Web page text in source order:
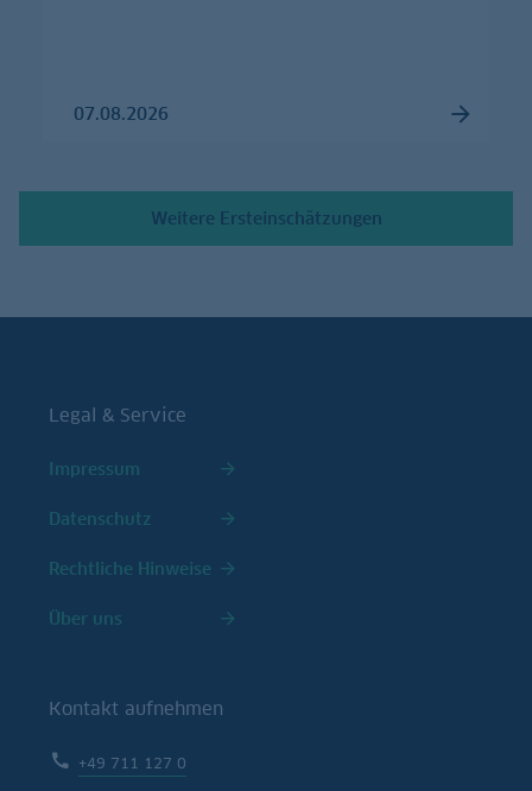
07.08.2026
Weitere Ersteinschätzungen
Legal & Service
Impressum
Datenschutz
Rechtliche Hinweise
Über uns
Kontakt aufnehmen
+49 711 127 0